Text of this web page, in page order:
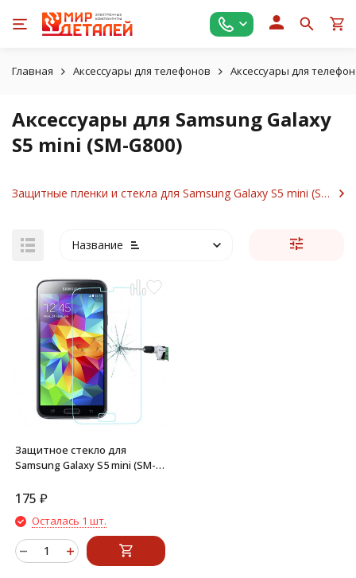
Главная Аксессуары для телефонов Аксессуары для
Аксессуары для Samsung Galaxy
S5 mini (SM-G800)
Защитные пленки и стекла для Samsung Galaxy S5 mini (SM-G800)
Название
Защитное стекло для
Samsung Galaxy S5 mini (SM-
175 ₽
Осталась 1 шт.